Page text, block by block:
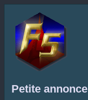
Petite annonce